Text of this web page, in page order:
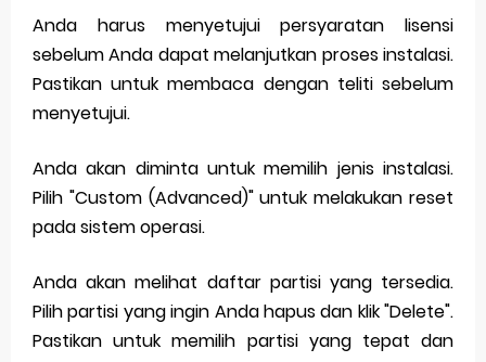
Anda harus menyetujui persyaratan lisensi
sebelum Anda dapat melanjutkan proses instalasi.
Pastikan untuk membaca dengan teliti sebelum
menyetujui.
Anda akan diminta untuk memilih jenis instalasi.
Pilih "Custom (Advanced)" untuk melakukan reset
pada sistem operasi.
Anda akan melihat daftar partisi yang tersedia.
Pilih partisi yang ingin Anda hapus dan klik "Delete".
Pastikan untuk memilih partisi yang tepat dan